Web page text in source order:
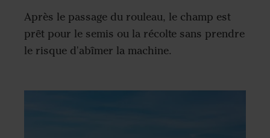
Après le passage du rouleau, le champ est
prêt pour le semis ou la récolte sans prendre
le risque d'abîmer la machine.